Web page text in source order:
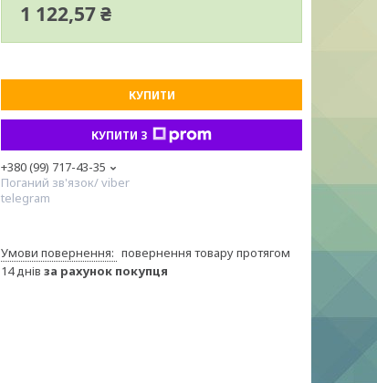
1 122,57 ₴
КУПИТИ
КУПИТИ З
+380 (99) 717-43-35
Поганий зв'язок/ viber
telegram
повернення товару протягом
14 днів за рахунок покупця